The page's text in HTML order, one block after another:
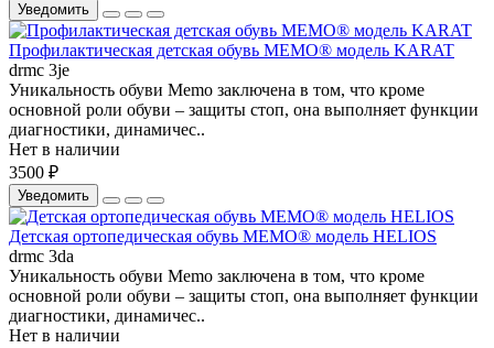
Уведомить
Профилактическая детская обувь MEMO® модель KARAT
drmc 3je
Уникальность обуви Memo заключена в том, что кроме
основной роли обуви – защиты стоп, она выполняет функции
диагностики, динамичес..
Нет в наличии
3500 ₽
Уведомить
Детская ортопедическая обувь MEMO® модель HELIOS
drmc 3da
Уникальность обуви Memo заключена в том, что кроме
основной роли обуви – защиты стоп, она выполняет функции
диагностики, динамичес..
Нет в наличии